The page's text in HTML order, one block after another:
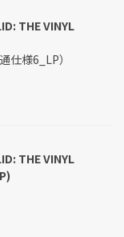
THE VINYL
仕様6_LP）
THE VINYL